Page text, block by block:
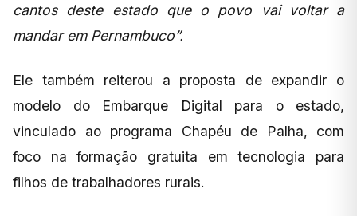
cantos deste estado que o povo vai voltar a
mandar em Pernambuco”.
Ele também reiterou a proposta de expandir o
modelo do Embarque Digital para o estado,
vinculado ao programa Chapéu de Palha, com
foco na formação gratuita em tecnologia para
filhos de trabalhadores rurais.